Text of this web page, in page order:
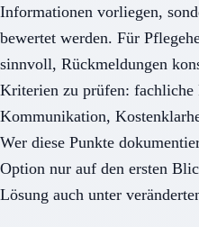
Informationen vorliegen,
bewertet werden. Für
sinnvoll, Rückmeldungen
Kriterien zu prüfen: fachliche
Kommunikation,
Wer diese Punkte
Option nur auf den ersten
Lösung auch unter